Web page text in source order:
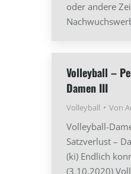
oder andere
Volleyball –
Damen III
Volleyball Von
Volleyball-
Satzverlust –
(ki) Endlich
(3.10.2020)